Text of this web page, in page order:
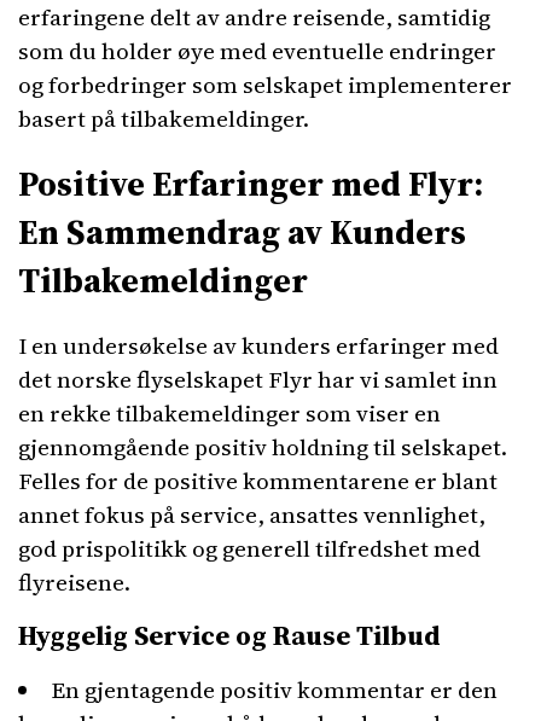
erfaringene delt av andre reisende, samtidig
som du holder øye med eventuelle endringer
og forbedringer som selskapet implementerer
basert på tilbakemeldinger.
Positive Erfaringer med Flyr:
En Sammendrag av Kunders
Tilbakemeldinger
I en undersøkelse av kunders erfaringer med
det norske flyselskapet Flyr har vi samlet inn
en rekke tilbakemeldinger som viser en
gjennomgående positiv holdning til selskapet.
Felles for de positive kommentarene er blant
annet fokus på service, ansattes vennlighet,
god prispolitikk og generell tilfredshet med
flyreisene.
Hyggelig Service og Rause Tilbud
En gjentagende positiv kommentar er den